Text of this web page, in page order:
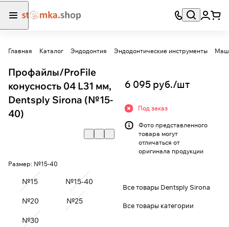
Главная Каталог Эндодонтия Эндодонтические инструменты
Профайлы/ProFile
конусность 04 L31 мм,
Dentsply Sirona (№15-
40)
Размер: №15-40
№15 №15-40
№20 №25
№30
6 095 руб./шт
Под заказ
Фото представленного
товара могут
отличаться от
оригинала продукции
Все товары Dentsply Sirona
Все товары категории